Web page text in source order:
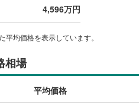
4,596万円
均価格を表示しています。
相場
平均価格